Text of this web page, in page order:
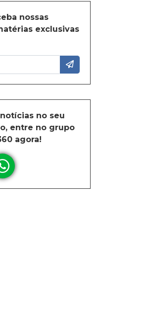
nossas
exclusivas
no seu
entre no grupo
agora!